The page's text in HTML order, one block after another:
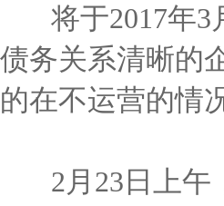
将于2017年3
债务关系清晰的
的在不运营的情
2月23日上午